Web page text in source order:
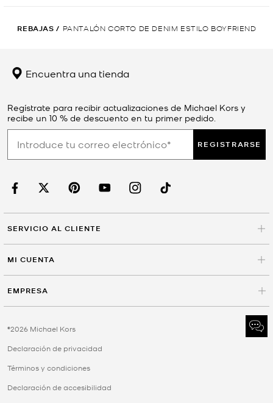
REBAJAS / PANTALÓN CORTO DE DENIM ESTILO BOYFRIEND
Encuentra una tienda
Regístrate para recibir actualizaciones de Michael Kors y
recibe un 10 % de descuento en tu primer pedido.
REGISTRARSE
SERVICIO AL CLIENTE
MI CUENTA
EMPRESA
©2026 Michael Kors
Declaración de privacidad
Términos y condiciones
Declaración de accesibilidad